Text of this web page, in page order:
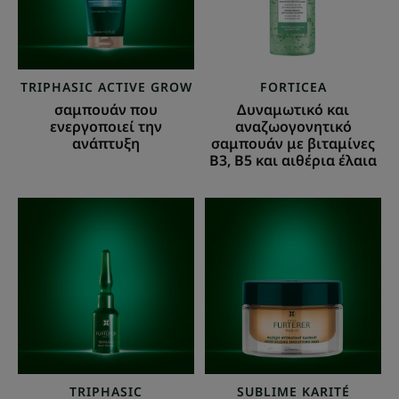
TRIPHASIC ACTIVE GROW
σαμπουάν που
ενεργοποιεί την
ανάπτυξη
βιταμίνες
Β3,
Β5
αιθέρια
έλαια
FORTICEA
Δυναμωτικό και
αναζωογονητικό
σαμπουάν με βιταμίνες
Β3, Β5 και αιθέρια έλαια
σε-1
κατά
της
τριχόπτωσης
&
ενίσχυση
της
TRIPHASIC
SUBLIME KARITÉ